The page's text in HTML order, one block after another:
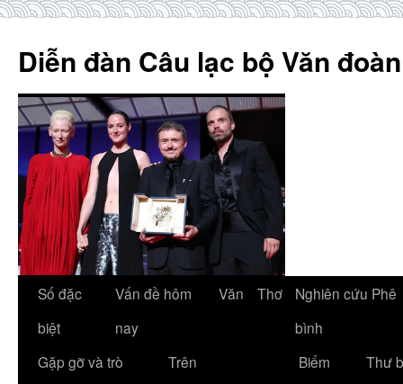
content
Diễn đàn Câu lạc bộ Văn
Số đặc
biệt
Vấn đề hôm
nay
Văn Thơ
Nghiên cứu Phê
bình
Gặp gỡ và trò
Trên
Biếm
Thư